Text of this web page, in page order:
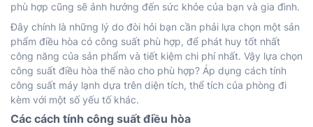
phù hợp cũng sẽ ảnh hưởng đến sức khỏe của bạn và gia đình.
Đây chính là những lý do đòi hỏi bạn cần phải lựa chọn một sản
phẩm điều hòa có công suất phù hợp, để phát huy tốt nhất
công năng của sản phẩm và tiết kiệm chi phí nhất. Vậy lựa chọn
công suất điều hòa thế nào cho phù hợp? Áp dụng cách tính
công suất máy lạnh dựa trên diện tích, thể tích của phòng đi
kèm với một số yếu tố khác.
Các cách tính công suất điều hòa